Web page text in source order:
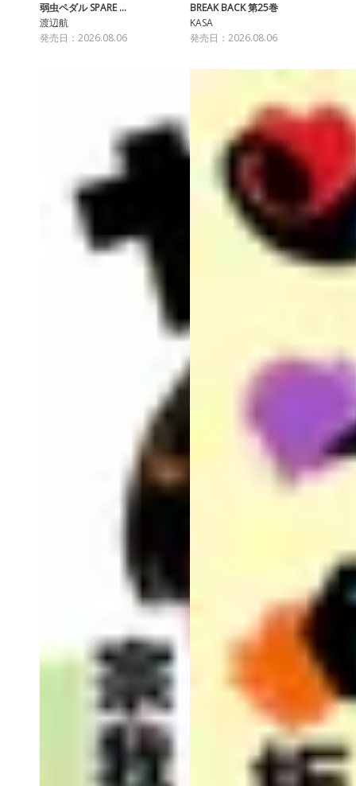
弱虫ペダル SPARE …
渡辺航
発売日：2026.08.06
BREAK BACK 第25巻
KASA
発売日：2026.08.06